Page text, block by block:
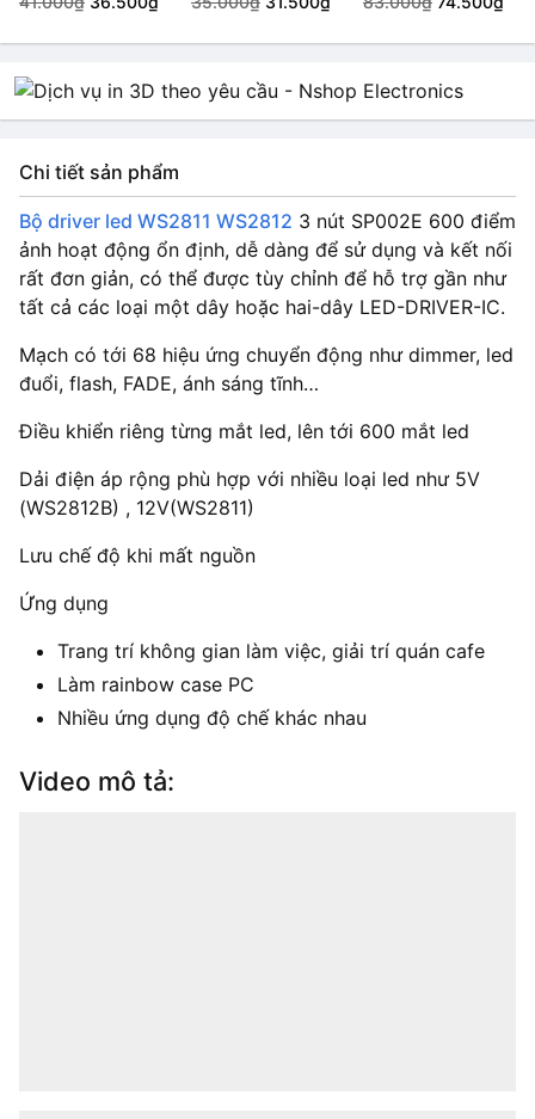
Chi tiết sản phẩm
Bộ driver led WS2811 WS2812 3 nút SP002E 600 điểm
ảnh hoạt động ổn định, dễ dàng để sử dụng và kết nối
rất đơn giản, có thể được tùy chỉnh để hỗ trợ gần như
tất cả các loại một dây hoặc hai-dây LED-DRIVER-IC.
Mạch có tới 68 hiệu ứng chuyển động như dimmer, led
đuổi, flash, FADE, ánh sáng tĩnh…
Điều khiển riêng từng mắt led, lên tới 600 mắt led
Dải điện áp rộng phù hợp với nhiều loại led như 5V
(WS2812B) , 12V(WS2811)
Lưu chế độ khi mất nguồn
Ứng dụng
Trang trí không gian làm việc, giải trí quán cafe
Làm rainbow case PC
Nhiều ứng dụng độ chế khác nhau
Video mô tả: